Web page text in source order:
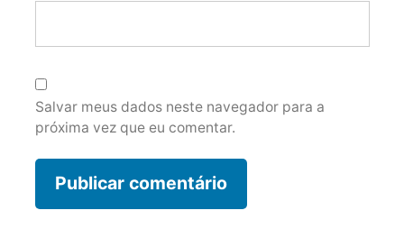
Salvar meus dados neste navegador para a
próxima vez que eu comentar.